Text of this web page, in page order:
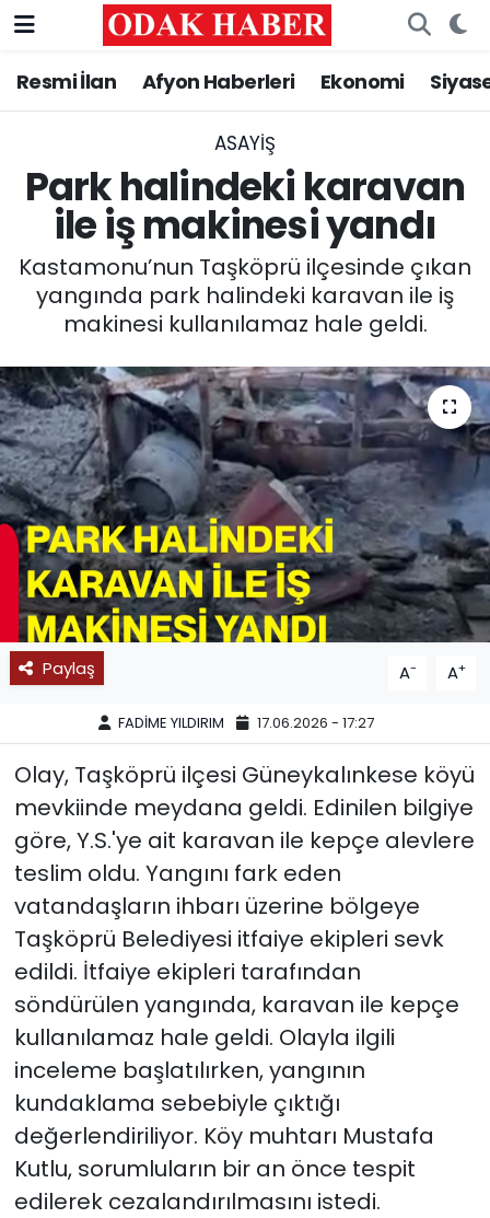
Resmi İlan Afyon Haberleri Ekonomi
ASAYİŞ
Park halindeki karavan
ile iş makinesi yandı
Kastamonu’nun Taşköprü ilçesinde çıkan
yangında park halindeki karavan ile iş
makinesi kullanılamaz hale geldi.
Paylaş A- A+
FADİME YILDIRIM 17.06.2026 - 17:27
Olay, Taşköprü ilçesi Güneykalınkese köyü
mevkiinde meydana geldi. Edinilen bilgiye
göre, Y.S.'ye ait karavan ile kepçe alevlere
teslim oldu. Yangını fark eden
vatandaşların ihbarı üzerine bölgeye
Taşköprü Belediyesi itfaiye ekipleri sevk
edildi. İtfaiye ekipleri tarafından
söndürülen yangında, karavan ile kepçe
kullanılamaz hale geldi. Olayla ilgili
inceleme başlatılırken, yangının
kundaklama sebebiyle çıktığı
değerlendiriliyor. Köy muhtarı Mustafa
Kutlu, sorumluların bir an önce tespit
edilerek cezalandırılmasını istedi.
AFYONKARAHİSAR HABERLERİ
ASAYİŞ
GÜNCEL
SİYASET
EĞİTİM
MAGAZİN
SAĞLIK
SPOR
11:11 MANŞET
Nöbetçi Eczaneler
Trafik Durumu
Süper Lig Puan Durumu ve Fikstür
Tüm Manşetler
Son Dakika Haberleri
Haber Arşivi